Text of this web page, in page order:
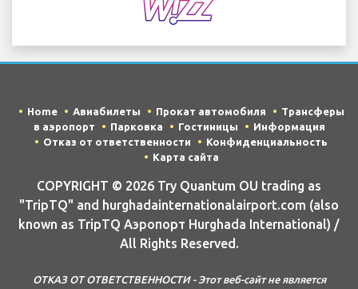
Home Авиабилеты Прокат автомобиля
Трансферы
в аэропорт
Парковка Гостиницы
Информация
Отказ от ответственности
Конфиденциальность
Карта сайта
COPYRIGHT © 2026 Try Quantum OU trading as
"TripTQ" and hurghadainternationalairport.com (also
known as TripTQ Аэропорт Hurghada International) /
All Rights Reserved.
ОТКАЗ ОТ ОТВЕТСТВЕННОСТИ - Этот веб-сайт не является